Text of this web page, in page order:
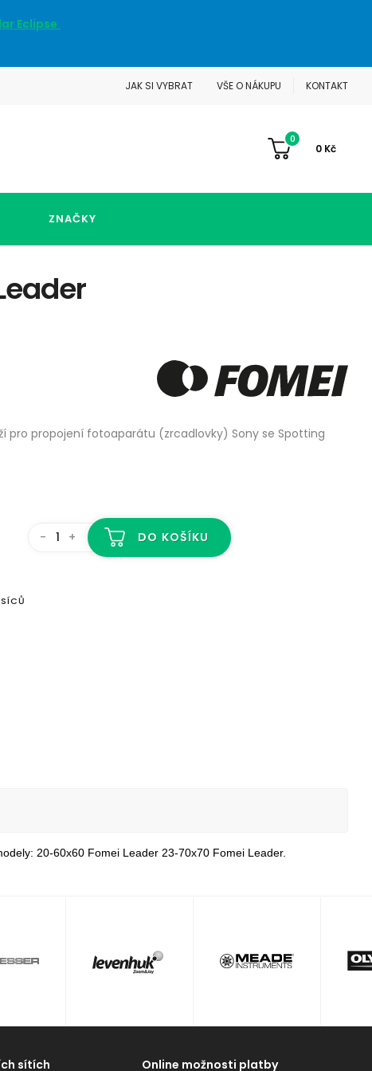
Eclipse
JAK SI VYBRAT VŠE O NÁKUPU KONTAKT
0
0 Kč
ZNAČKY
pro propojení fotoaparátu (zrcadlovky) Sony se Spotting
- + DO KOŠÍKU
20-60x60 Fomei Leader 23-70x70 Fomei Leader.
sítích Online možnosti platby